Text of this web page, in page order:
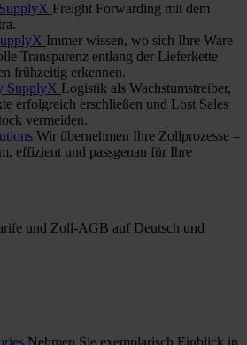
Freight Forwarding mit dem
Immer wissen, wo sich Ihre Ware
Transparenz entlang der Lieferkette
frühzeitig erkennen.
SupplyX Logistik als Wachstumstreiber,
erfolgreich erschließen und Lost Sales
vermeiden.
Wir übernehmen Ihre Zollprozesse –
effizient und passgenau für Ihre
und Zoll-AGB auf Deutsch und
Nehmen Sie exemplarisch Einblick in